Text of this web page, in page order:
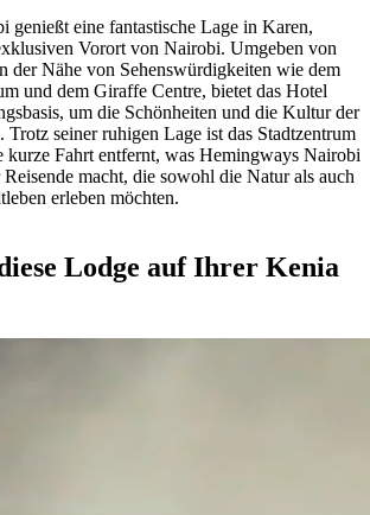
genießt eine fantastische Lage in Karen,
Vorort von Nairobi. Umgeben von
der Nähe von Sehenswürdigkeiten wie dem
und dem Giraffe Centre, bietet das Hotel
um die Schönheiten und die Kultur der
Trotz seiner ruhigen Lage ist das Stadtzentrum
Fahrt entfernt, was Hemingways Nairobi
macht, die sowohl die Natur als auch
erleben möchten.
Lodge auf Ihrer Kenia